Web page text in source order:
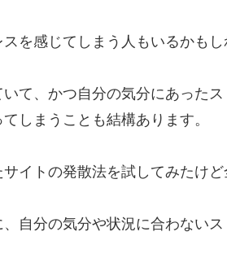
を感じてしまう人もいるかもし
て、かつ自分の気分にあった
しまうことも結構あります。
サイトの発散法を試してみたけ
自分の気分や状況に合わない